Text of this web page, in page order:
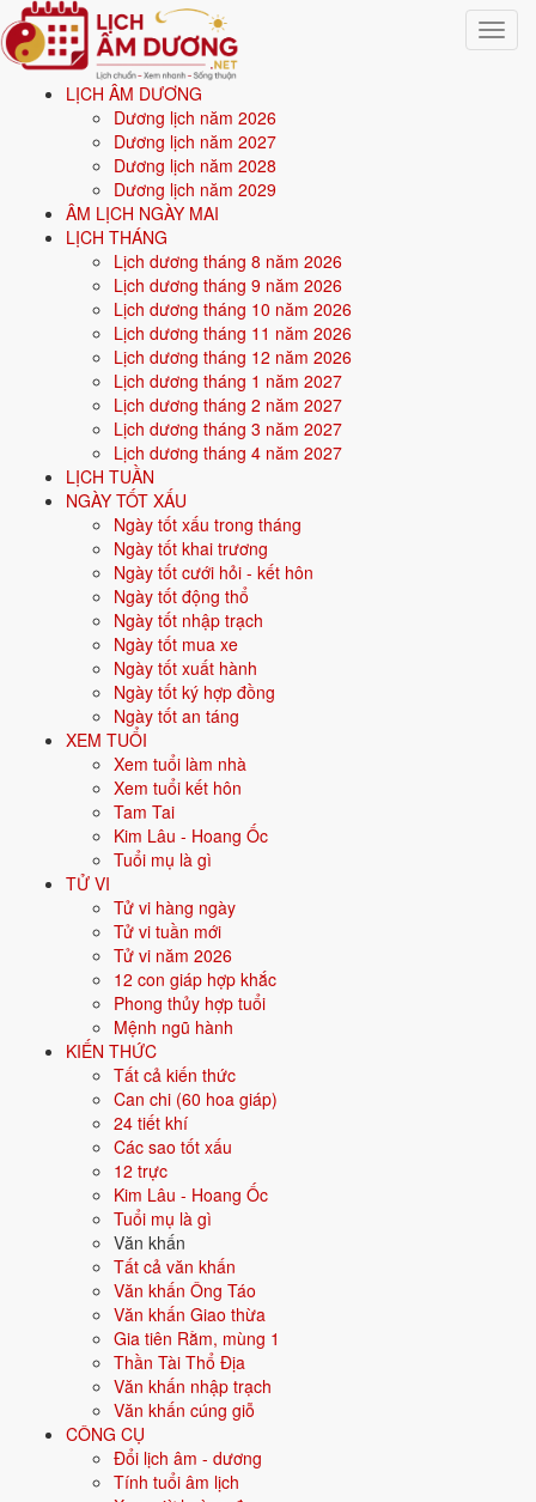
Toggle
LỊCH ÂM DƯƠNG
Dương lịch năm 2026
Dương lịch năm 2027
Dương lịch năm 2028
Dương lịch năm 2029
ÂM LỊCH NGÀY MAI
LỊCH THÁNG
Lịch dương tháng 8 năm 2026
Lịch dương tháng 9 năm 2026
Lịch dương tháng 10 năm 2026
Lịch dương tháng 11 năm 2026
Lịch dương tháng 12 năm 2026
Lịch dương tháng 1 năm 2027
Lịch dương tháng 2 năm 2027
Lịch dương tháng 3 năm 2027
Lịch dương tháng 4 năm 2027
LỊCH TUẦN
NGÀY TỐT XẤU
Ngày tốt xấu trong tháng
Ngày tốt khai trương
Ngày tốt cưới hỏi - kết hôn
Ngày tốt động thổ
Ngày tốt nhập trạch
Ngày tốt mua xe
Ngày tốt xuất hành
Ngày tốt ký hợp đồng
Ngày tốt an táng
XEM TUỔI
Xem tuổi làm nhà
Xem tuổi kết hôn
Tam Tai
Kim Lâu - Hoang Ốc
Tuổi mụ là gì
TỬ VI
Tử vi hàng ngày
Tử vi tuần mới
Tử vi năm 2026
12 con giáp hợp khắc
Phong thủy hợp tuổi
Mệnh ngũ hành
KIẾN THỨC
Tất cả kiến thức
Can chi (60 hoa giáp)
24 tiết khí
Các sao tốt xấu
12 trực
Kim Lâu - Hoang Ốc
Tuổi mụ là gì
Văn khấn
Tất cả văn khấn
Văn khấn Ông Táo
Văn khấn Giao thừa
Gia tiên Rằm, mùng 1
Thần Tài Thổ Địa
Văn khấn nhập trạch
Văn khấn cúng giỗ
CÔNG CỤ
Đổi lịch âm - dương
Tính tuổi âm lịch
Trang chủ
Xem ngày tốt xấu
Tháng 8/2026
Xem ngày tốt xấu tháng 8
năm 2026
ngày tốt - ngày xấu tháng 8/2026
cưới hỏi, khai trương, động thổ, nhập trạch, xuất hành, ký hợp đồng,
mua xe, an táng. Mỗi ngày được chấm điểm tổng hợp từ
12 Trực, 28 Nhị Thập Bát Túvà ngày cấm kỵ; ngày điểm cao mới
được xếp vào danh sách ngày tốt cho từng việc. Có thể chọn xem theo
tháng bất kỳ, hoặc xem ngày tốt xấu theo tuổi
sinh để lọc ngày hợp tuổi gia chủ.
1/8/2026đến31/8/2026
(31 ngày), mỗi việc có số ngày đẹp
khác nhau.
Cưới hỏi: 12 ngày tốt ·Khai trương: 13 ngày tốt ·
15 ngày tốt ·Nhập trạch: 14 ngày tốt ·
Ký hợp đồng: 14 ngày tốt ·Mua xe
Bấm vào từng ngày để xem chi tiết giờ hoàng đạo, sao, trực,
việc nên - nên tránh.
Xem ngày tốt xấu theo tháng và
theo tuổi
31 ngày
Ngày sinh gia chủ (xem ngày hợp tuổi)
Xem
Chọn một tháng bất kỳ để xem ngày tốt - ngày xấu, hoặc nhập ngày
sinh để biết ngày nào hợp tuổi gia chủ.
Ngày tốt tháng 8/2026 theo từng
Mỗi việc dưới đây được xếp hạng ngày đẹp riêng theo tiêu chí phù
hợp; bấm vào thẻ để xem ngày tốt nhất và ngày nên tránh cho từng
Cưới hỏi
Trong tháng 8/2026 có 12 ngày tốt cho cưới hỏi. Tốt nhất: 5/8, 9/8, 18/8.
✅ NGÀY ĐẸP NHẤT
T4 ·Tân Hợi· 23/6 âm
CN ·Ất Mão · 27/6 âm